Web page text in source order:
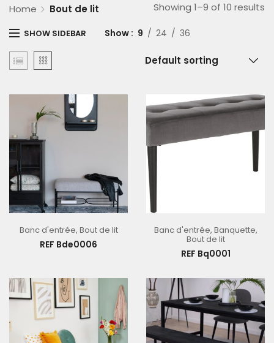
Home Bout de lit Showing 1–9 of 10 results
SHOW SIDEBAR Show 9 24 36
Default sorting
Banc d'entrée, Bout de lit
REF Bde0006
Banc d'entrée, Banquette,
Bout de lit
REF Bq0001